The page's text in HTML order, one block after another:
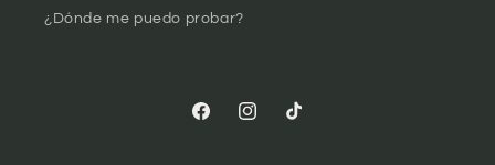
¿Dónde me puedo probar?
FacebookInstagramTikTok